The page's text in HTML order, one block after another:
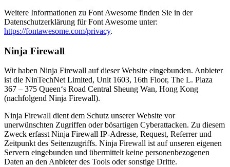
Weitere Informationen zu Font Awesome finden Sie in der
Datenschutzerklärung für Font Awesome unter:
https://fontawesome.com/privacy.
Ninja Firewall
Wir haben Ninja Firewall auf dieser Website eingebunden. Anbieter
ist die NinTechNet Limited, Unit 1603, 16th Floor, The L. Plaza
367 – 375 Queen‘s Road Central Sheung Wan, Hong Kong
(nachfolgend Ninja Firewall).
Ninja Firewall dient dem Schutz unserer Website vor
unerwünschten Zugriffen oder bösartigen Cyberattacken. Zu diesem
Zweck erfasst Ninja Firewall IP-Adresse, Request, Referrer und
Zeitpunkt des Seitenzugriffs. Ninja Firewall ist auf unseren eigenen
Servern eingebunden und übermittelt keine personenbezogenen
Daten an den Anbieter des Tools oder sonstige Dritte.